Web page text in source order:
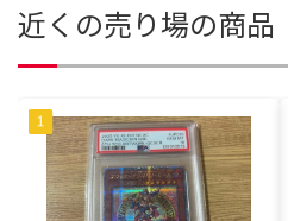
近くの売り場の商品